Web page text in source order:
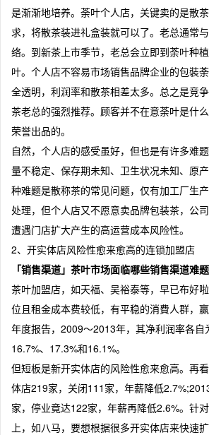
是渐渐地培养。荼叶个人店，关键卖的是散
求，将散茶装进礼盒装就可以了。老总通常
络。到新茶上市季节，老总会立即到荼叶种
叶。个人店不容易市场销售品牌企业的包裝
全透明，利润率和散茶相差太多。总之是竞
茶老总的强烈推荐。顾客并不在意荼叶是什
荣誉出品的。
自然，个人店的感受虽好，但也是有许多难
量不稳定、保存期未知、卫生状况未知、
种难题是散称茶的常见问题，仅有加工厂生
处理，但个人店又不愿意卖品牌包装茶，公
遭遇门店扩大产生的高运营成本风险性。
2、开实体店风险性愈来愈高的连锁加盟店
「销售渠道」茶叶市场面临哪些销售渠道难题
茶叶加盟店，如天福、吴裕泰等，早已布好
位且租金成本费较低，有平稳的消費人群，
年度报告，2009～2013年，其净利润率各自
16.7%、17.3%和16.1%。
但短板是新开实体店的风险性愈来愈高。再
体店219家，关闭111家，年薪降低
家，停业竟达122家，年薪再降低2.6%。针
上，如八马，要想根据很多开实体店来快速